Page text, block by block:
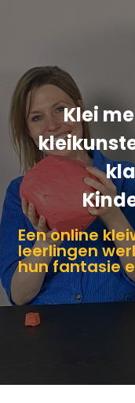
Klei
Een online
leerlingen
hun fantasie